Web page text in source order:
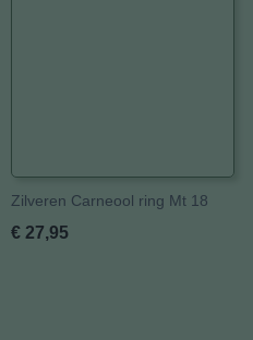
Zilveren Carneool ring Mt 18
€ 27,95